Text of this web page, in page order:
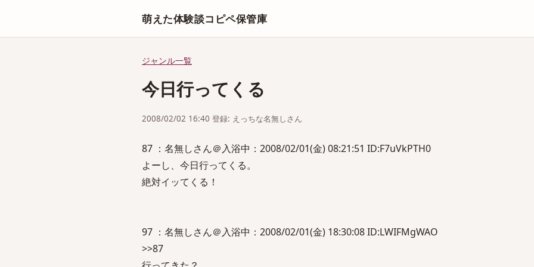
萌えた体験談コピペ保管庫
ジャンル一覧
今日行ってくる
2008/02/02 16:40 登録: えっちな名無しさん
87 ：名無しさん＠入浴中：2008/02/01(金) 08:21:51 ID:F7uVkPTH0
よーし、今日行ってくる。
絶対イッてくる！
97 ：名無しさん＠入浴中：2008/02/01(金) 18:30:08 ID:LWIFMgWAO
>>87